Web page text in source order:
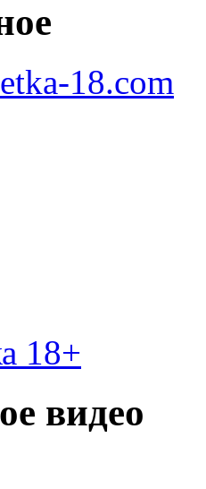
18.com
18+
видео